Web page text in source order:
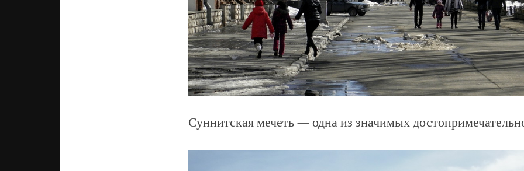
Суннитская мечеть — одна из значимых